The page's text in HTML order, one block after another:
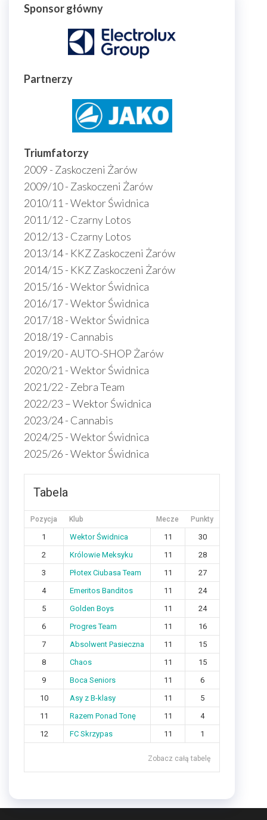
Sponsor główny
Partnerzy
Triumfatorzy
2009 - Zaskoczeni Żarów
2009/10 - Zaskoczeni Żarów
2010/11 - Wektor Świdnica
2011/12 - Czarny Lotos
2012/13 - Czarny Lotos
2013/14 - KKZ Zaskoczeni Żarów
2014/15 - KKZ Zaskoczeni Żarów
2015/16 - Wektor Świdnica
2016/17 - Wektor Świdnica
2017/18 - Wektor Świdnica
2018/19 - Cannabis
2019/20 - AUTO-SHOP Żarów
2020/21 - Wektor Świdnica
2021/22 - Zebra Team
2022/23 – Wektor Świdnica
2023/24 - Cannabis
2024/25 - Wektor Świdnica
2025/26 - Wektor Świdnica
Tabela
Pozycja Klub Mecze Punkty
1 Wektor Świdnica 11
30
2
Królowie Meksyku 11
28
3
Płotex Ciubasa Team 11
27
4
Emeritos Banditos 11
24
5
Golden Boys 11
24
6
Progres Team 11
16
7
Absolwent Pasieczna 11
15
8
Chaos 11
15
9
Boca Seniors 11
6
10
Asy z B-klasy 11
5
11
Razem Ponad Tonę 11
4
12
FC Skrzypas 11 1
Zobacz całą tabelę